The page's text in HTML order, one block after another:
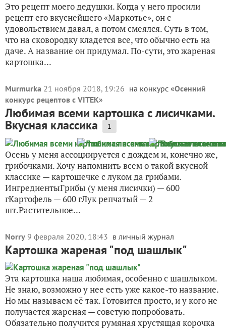
Это рецепт моего дедушки. Когда у него просили
рецепт его вкуснейшего «Маркотье», он с
удовольствием давал, а потом смеялся. Суть в том,
что на сковородку кладется все, что обычно есть на
даче. А название он придумал. По-сути, это жареная
картошка...
Murmurka 21 ноября 2018, 19:26 на конкурс «Осенний
конкурс рецептов с VITEK»
Любимая всеми картошка с лисичками.
Вкусная классика 1
Осень у меня ассоциируется с дождем и, конечно же,
грибочками. Хочу напомнить всем о такой вкусной
классике — картошечке с луком да грибами.
ИнгредиентыГрибы (у меня лисички) — 600
гКартофель — 600 гЛук репчатый — 2
шт.Растительное...
Norry 9 февраля 2020, 18:43 в личный журнал
Картошка жареная "под шашлык"
Эта картошка наша любимая, особенно с шашлыком.
Не знаю, возможно у нее есть уже какое-то название.
Но мы называем её так. Готовится просто, и у кого не
получается жареная — советую попробовать.
Обязательно получится румяная хрустящая корочка